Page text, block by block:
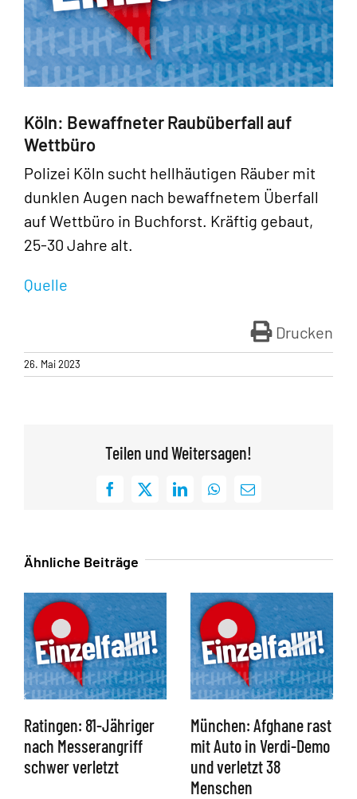
Köln: Bewaffneter Raubüberfall auf
Wettbüro
Polizei Köln sucht hellhäutigen Räuber mit
dunklen Augen nach bewaffnetem Überfall
auf Wettbüro in Buchforst. Kräftig gebaut,
25-30 Jahre alt.
Quelle
Drucken
26. Mai 2023
Teilen und Weitersagen!
Facebook
X LinkedInWhatsApp
E-
Ähnliche Beiträge
Ratingen: 81-Jähriger
nach Messerangriff
schwer verletzt
München: Afghane rast
mit Auto in Verdi-Demo
und verletzt 38
Menschen